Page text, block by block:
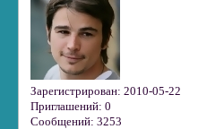
Зарегистрирован: 2010-05-22
Приглашений: 0
Сообщений: 3253